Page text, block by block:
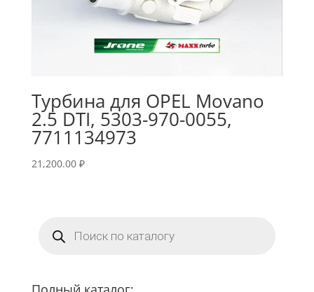
Турбина для OPEL Movano
2.5 DTI, 5303-970-0055,
7711134973
21,200.00 ₽
товаров